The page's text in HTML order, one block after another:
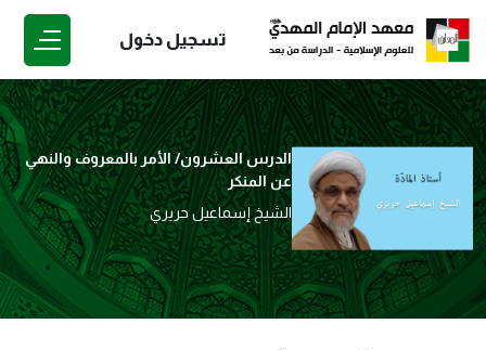
تسجيل دخول
الدرس العشرون/ الأمر بالمعروف والنهي
عن المنكر
الشيخ إسماعيل حريري